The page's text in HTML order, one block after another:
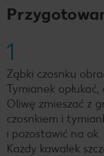
1
Ząbki czosnku
Tymianek
Oliwę zmieszać z
czosnkiem i
i pozostawić na
Każdy kawałek